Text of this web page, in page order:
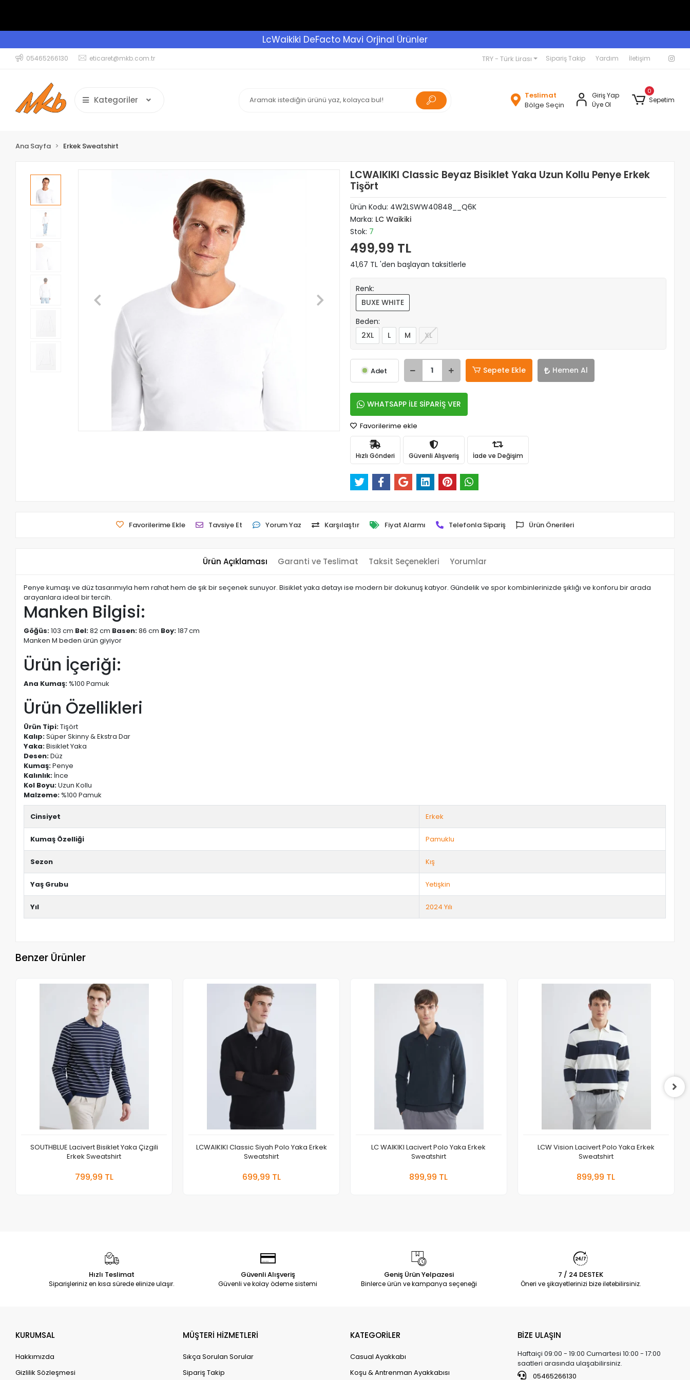
LcWaikiki DeFacto Mavi Orjinal Ürünler
05465266130 eticaret@mkb.com.tr TRY - Türk Lirası Sipariş Takip Yardım İletişim
Kategoriler
Teslimat
Bölge Seçin
Giriş Yap
Üye Ol
0
Sepetim
Ana Sayfa Erkek Sweatshirt
LCWAIKIKI Classic Beyaz Bisiklet Yaka Uzun Kollu Penye Erkek
Tişört
Ürün Kodu: 4W2LSWW40848__Q6K
Marka: LC Waikiki
Stok: 7
499,99 TL
41,67 TL 'den başlayan taksitlerle
Renk:
BUXE WHITE
Beden:
2XL
L M XL
Adet Sepete Ekle Hemen Al
WHATSAPP İLE SİPARİŞ VER
Favorilerime ekle
Hızlı Gönderi Güvenli Alışveriş İade ve Değişim
Favorilerime Ekle Tavsiye Et Yorum Yaz Karşılaştır Fiyat Alarmı Telefonla Sipariş Ürün Önerileri
Ürün Açıklaması Garanti ve Teslimat Taksit Seçenekleri Yorumlar
Penye kumaşı ve düz tasarımıyla hem rahat hem de şık bir seçenek sunuyor. Bisiklet yaka detayı ise modern bir dokunuş katıyor. Gündelik ve spor kombinlerinizde şıklığı ve konforu bir arada
arayanlara ideal bir tercih.
Manken Bilgisi:
Göğüs:103 cm Bel:82 cm Basen:86 cm Boy:187 cm
Manken M beden ürün giyiyor
Ürün İçeriği:
Ana Kumaş: %100 Pamuk
Ürün Özellikleri
Ürün Tipi:Tişört
Kalıp:Süper Skinny & Ekstra Dar
Yaka:Bisiklet Yaka
Desen:Düz
Kumaş:Penye
Kalınlık: İnce
Kol Boyu:Uzun Kollu
Malzeme: %100 Pamuk
Cinsiyet Erkek
Kumaş Özelliği Pamuklu
Sezon Kış
Yaş Grubu Yetişkin
Yıl 2024 Yılı
Benzer Ürünler
SOUTHBLUE Lacivert Bisiklet Yaka Çizgili
Erkek Sweatshirt
799,99 TL
LCWAIKIKI Classic Siyah Polo Yaka Erkek
Sweatshirt
699,99 TL
LC WAIKIKI Lacivert Polo Yaka Erkek
Sweatshirt
899,99 TL
LCW Vision Lacivert Polo Yaka Erkek
Sweatshirt
899,99 TL
Hızlı Teslimat
Siparişleriniz en kısa sürede elinize ulaşır.
Güvenli Alışveriş
Güvenli ve kolay ödeme sistemi
Geniş Ürün Yelpazesi
Binlerce ürün ve kampanya seçeneği
7 / 24 DESTEK
Öneri ve şikayetlerinizi bize iletebilirsiniz.
KURUMSAL
Hakkımızda
Gizlilik Sözleşmesi
MÜŞTERİ HİZMETLERİ
Sıkça Sorulan Sorular
Sipariş Takip
KATEGORİLER
Casual Ayakkabı
Koşu & Antrenman Ayakkabısı
BİZE ULAŞIN
Haftaiçi 09:00 - 19:00 Cumartesi 10:00 - 17:00
saatleri arasında ulaşabilirsiniz.
05465266130